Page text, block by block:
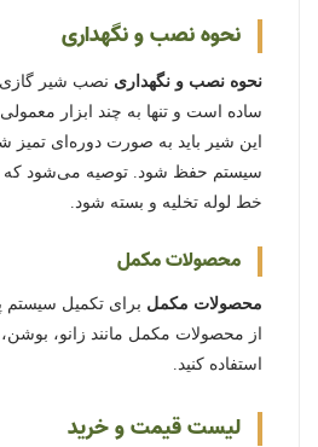
نحوه نصب و نگهداری
نحوه نصب و نگهداری نصب شیر گازی
ساده است و تنها به چند ابزار
این شیر باید به صورت دوره‌ای تمیز
سیستم حفظ شود. توصیه می‌شود که
خط لوله تخلیه و بسته شود.
محصولات مکمل
محصولات مکمل برای تکمیل سیستم
از محصولات مکمل مانند زانو، بوشن،
استفاده کنید.
لیست قیمت و خرید